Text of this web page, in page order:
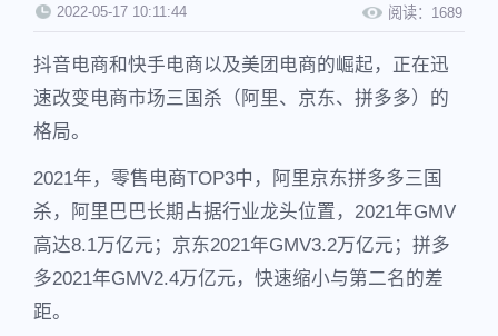
2022-05-17 10:11:44 阅读： 1689
抖音电商和快手电商以及美团电商的崛起，正在迅
速改变电商市场三国杀（阿里、京东、拼多多）的
格局。
2021年，零售电商TOP3中，阿里京东拼多多三国
杀，阿里巴巴长期占据行业龙头位置，2021年GMV
高达8.1万亿元；京东2021年GMV3.2万亿元；拼多
多2021年GMV2.4万亿元，快速缩小与第二名的差
距。